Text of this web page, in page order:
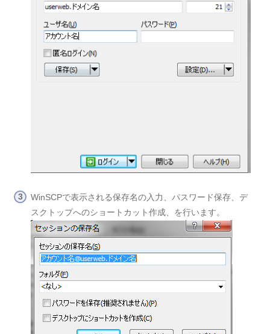
WinSCPで表示される保存名の入力、パスワード保存、デ
スクトップへのショートカット作成、を行います。